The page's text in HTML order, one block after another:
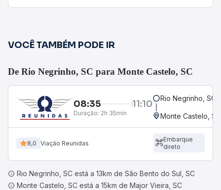
VOCÊ TAMBÉM PODE IR
De Rio Negrinho, SC para Monte Castelo, SC
08:35 11:10
Duração: 2h 35min
Rio Negrinho, SC
Monte Castelo, SC
8,0 Viação Reunidas
Embarque
direto
Rio Negrinho, SC está a 13km de São Bento do Sul, SC
Monte Castelo, SC está a 15km de Major Vieira, SC